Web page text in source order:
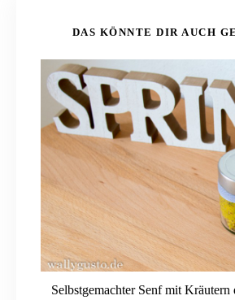
DAS KÖNNTE DIR AUCH
Selbstgemachter Senf mit